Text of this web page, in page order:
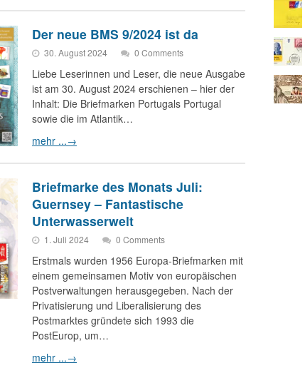
Der neue BMS 9/2024 ist da
30. August 2024 0 Comments
Liebe Leserinnen und Leser, die neue Ausgabe
ist am 30. August 2024 erschienen – hier der
Inhalt: Die Briefmarken Portugals Portugal
sowie die im Atlantik…
mehr ...→
Briefmarke des Monats Juli:
Guernsey – Fantastische
Unterwasserwelt
1. Juli 2024 0 Comments
Erstmals wurden 1956 Europa-Briefmarken mit
einem gemeinsamen Motiv von europäischen
Postverwaltungen herausgegeben. Nach der
Privatisierung und Liberalisierung des
Postmarktes gründete sich 1993 die
PostEurop, um…
mehr ...→